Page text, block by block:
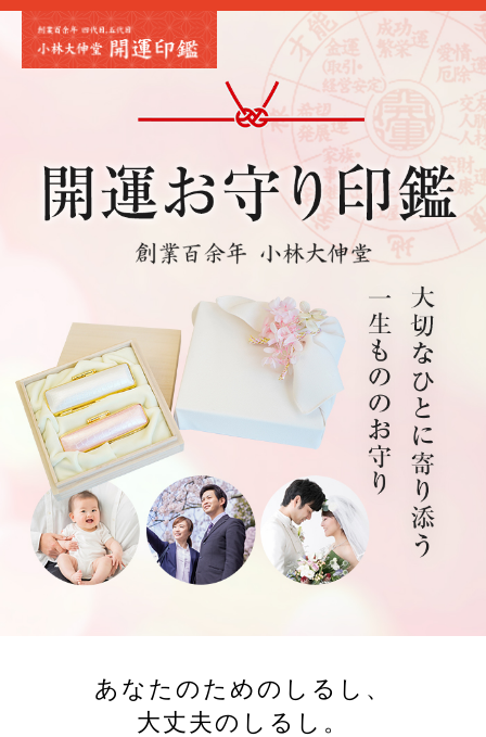
あなたのためのしるし、
大丈夫のしるし。